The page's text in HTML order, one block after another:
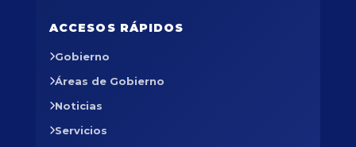
ACCESOS RÁPIDOS
Gobierno
Áreas de Gobierno
Noticias
Servicios